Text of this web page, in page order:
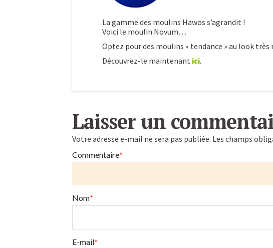
La gamme des moulins Hawos s’agrandit !
Voici le moulin Novum…
Optez pour des moulins « tendance » au look
Découvrez-le maintenant ici.
moulins
Novum
!04.01.2015
Laisser un
Votre adresse e-mail ne sera pas publiée. Les champs
Commentaire*
Nom*
E-mail*